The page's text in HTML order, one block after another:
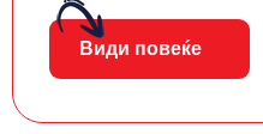
Види повеќе